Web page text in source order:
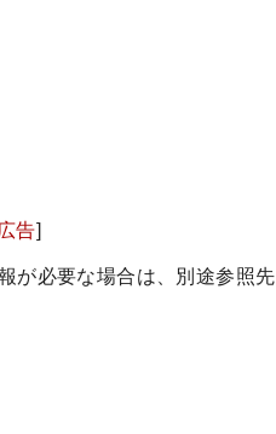
告]
が必要な場合は、別途参照先